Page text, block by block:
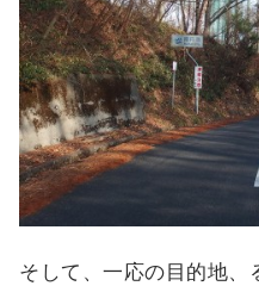
そして、一応の目的地、